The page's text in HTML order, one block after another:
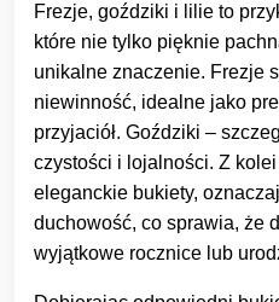
Frezje, goździki i lilie to
które nie tylko pięknie
unikalne znaczenie. Frezje
niewinność, idealne jako
przyjaciół. Goździki –
czystości i lojalności. Z
eleganckie bukiety,
duchowość, co sprawia, że
wyjątkowe rocznice lub